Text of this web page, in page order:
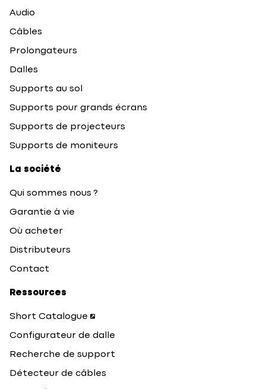
Audio
Câbles
Prolongateurs
Dalles
Supports au sol
Supports pour grands écrans
Supports de projecteurs
Supports de moniteurs
La société
Qui sommes nous ?
Garantie à vie
Où acheter
Distributeurs
Contact
Ressources
Short Catalogue
Configurateur de dalle
Recherche de support
Détecteur de câbles